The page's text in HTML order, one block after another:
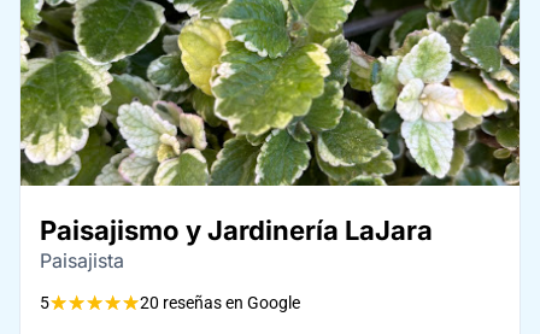
Paisajismo y Jardinería LaJara
Paisajista
5★★★★★20 reseñas en Google